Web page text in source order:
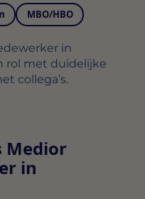
MBO/HBO
in
rol met duidelijke
collega’s.
Medior
in